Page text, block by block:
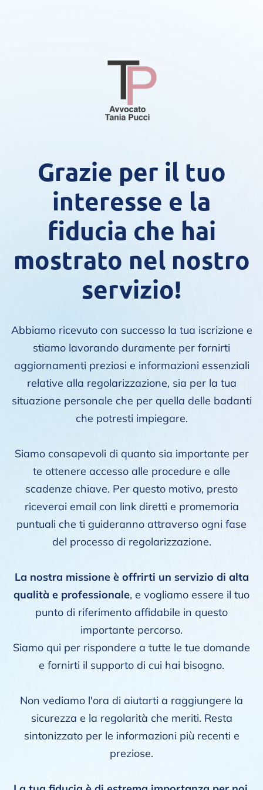
Grazie per il tuo
interesse e la
fiducia che hai
mostrato nel nostro
servizio!
Abbiamo ricevuto con successo la tua iscrizione e
stiamo lavorando duramente per fornirti
aggiornamenti preziosi e informazioni essenziali
relative alla regolarizzazione, sia per la tua
situazione personale che per quella delle badanti
che potresti impiegare.
Siamo consapevoli di quanto sia importante per
te ottenere accesso alle procedure e alle
scadenze chiave. Per questo motivo, presto
riceverai email con link diretti e promemoria
puntuali che ti guideranno attraverso ogni fase
del processo di regolarizzazione.
La nostra missione è offrirti un servizio di alta
qualità e professionale, e vogliamo essere il tuo
punto di riferimento affidabile in questo
importante percorso.
Siamo qui per rispondere a tutte le tue domande
e fornirti il supporto di cui hai bisogno.
Non vediamo l'ora di aiutarti a raggiungere la
sicurezza e la regolarità che meriti. Resta
sintonizzato per le informazioni più recenti e
preziose.